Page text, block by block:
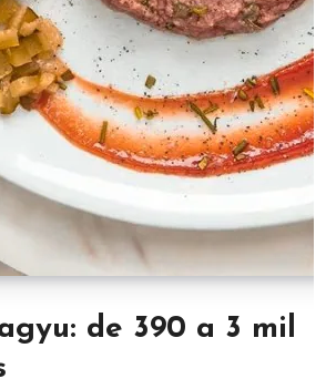
de 390 a 3 mil